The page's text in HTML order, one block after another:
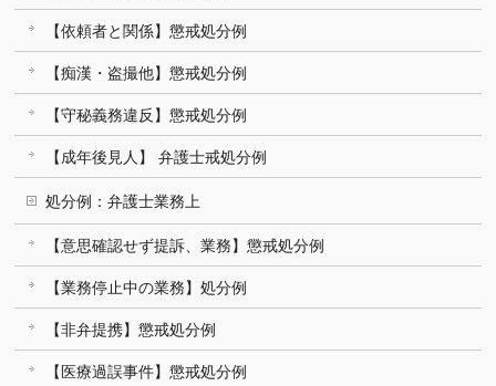
【依頼者と関係】懲戒処分例
【痴漢・盗撮他】懲戒処分例
【守秘義務違反】懲戒処分例
【成年後見人】 弁護士戒処分例
処分例：弁護士業務上
【意思確認せず提訴、業務】懲戒処分例
【業務停止中の業務】処分例
【非弁提携】懲戒処分例
【医療過誤事件】懲戒処分例